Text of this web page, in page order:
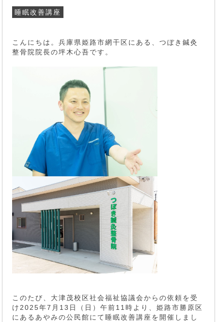
睡眠改善講座
こんにちは。兵庫県姫路市網干区にある、つぼき鍼灸
整骨院院長の坪木心吾です。
このたび、大津茂校区社会福祉協議会からの依頼を受
け2025年7月13日（日）午前11時より、姫路市勝原区
にあるあやみの公民館にて睡眠改善講座を開催しまし